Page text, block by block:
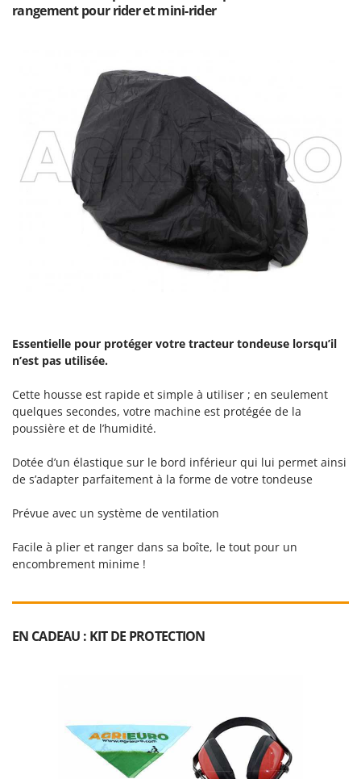
rangement pour rider et mini-rider
Essentielle pour protéger votre tracteur tondeuse lorsqu’il
n’est pas utilisée.
Cette housse est rapide et simple à utiliser ; en seulement
quelques secondes, votre machine est protégée de la
poussière et de l’humidité.
Dotée d’un élastique sur le bord inférieur qui lui permet ainsi
de s’adapter parfaitement à la forme de votre tondeuse
Prévue avec un système de ventilation
Facile à plier et ranger dans sa boîte, le tout pour un
encombrement minime !
EN CADEAU : KIT DE PROTECTION